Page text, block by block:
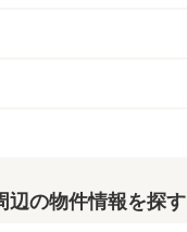
辺の物件情報を探す